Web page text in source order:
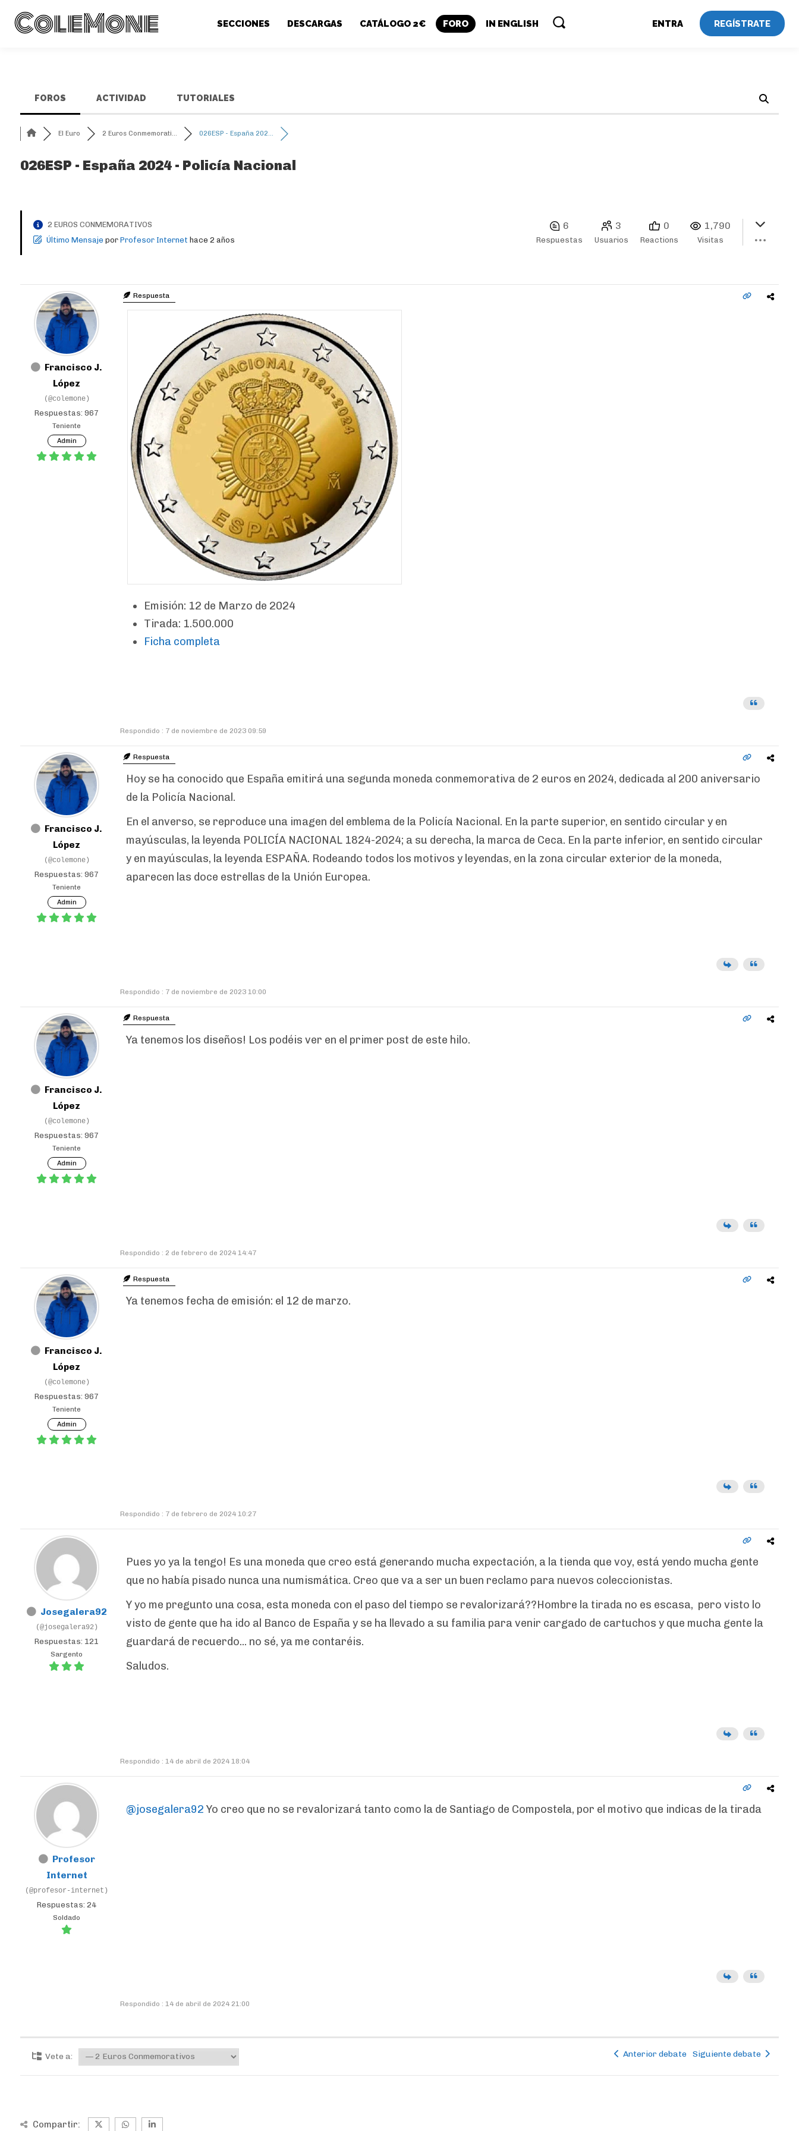
ColeMone SECCIONES DESCARGAS CATÁLOGO 2€ FORO IN ENGLISH ENTRA REGÍSTRATE
FOROS ACTIVIDAD TUTORIALES
El Euro 2 Euros Conmemorati... 026ESP - España 202...
026ESP - España 2024 - Policía Nacional
2 EUROS CONMEMORATIVOS
Último Mensaje por Profesor Internet hace 2 años
6
Respuestas
3
Usuarios
0
Reactions
1,790
Visitas
Francisco J.
López
(@colemone)
Respuestas: 967
Teniente
Admin
Respuesta
Emisión: 12 de Marzo de 2024
Tirada: 1.500.000
Ficha completa
Respondido : 7 de noviembre de 2023 09:59
Francisco J.
López
(@colemone)
Respuestas: 967
Teniente
Admin
Respuesta
Hoy se ha conocido que España emitirá una segunda moneda conmemorativa de 2 euros en 2024, dedicada al 200 aniversario
de la Policía Nacional.
En el anverso, se reproduce una imagen del emblema de la Policía Nacional. En la parte superior, en sentido circular y en
mayúsculas, la leyenda POLICÍA NACIONAL 1824-2024; a su derecha, la marca de Ceca. En la parte inferior, en sentido circular
y en mayúsculas, la leyenda ESPAÑA. Rodeando todos los motivos y leyendas, en la zona circular exterior de la moneda,
aparecen las doce estrellas de la Unión Europea.
Respondido : 7 de noviembre de 2023 10:00
Francisco J.
López
(@colemone)
Respuestas: 967
Teniente
Admin
Respuesta
Ya tenemos los diseños! Los podéis ver en el primer post de este hilo.
Respondido : 2 de febrero de 2024 14:47
Francisco J.
López
(@colemone)
Respuestas: 967
Teniente
Admin
Respuesta
Ya tenemos fecha de emisión: el 12 de marzo.
Respondido : 7 de febrero de 2024 10:27
Josegalera92
(@josegalera92)
Respuestas: 121
Sargento
Pues yo ya la tengo! Es una moneda que creo está generando mucha expectación, a la tienda que voy, está yendo mucha gente
que no había pisado nunca una numismática. Creo que va a ser un buen reclamo para nuevos coleccionistas.
Y yo me pregunto una cosa, esta moneda con el paso del tiempo se revalorizará??Hombre la tirada no es escasa, pero visto lo
visto de gente que ha ido al Banco de España y se ha llevado a su familia para venir cargado de cartuchos y que mucha gente la
guardará de recuerdo... no sé, ya me contaréis.
Saludos.
Respondido : 14 de abril de 2024 18:04
Profesor
Internet
(@profesor-internet)
Respuestas: 24
Soldado
@josegalera92 Yo creo que no se revalorizará tanto como la de Santiago de Compostela, por el motivo que indicas de la tirada
Respondido : 14 de abril de 2024 21:00
Vete a: Anterior debate Siguiente debate
Compartir: